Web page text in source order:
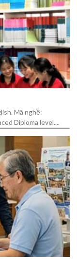
Mã nghề:
Diploma level....